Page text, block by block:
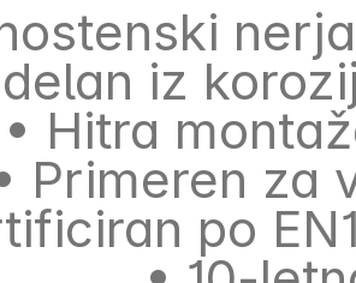
iz
• Hitra
Primeren za
po